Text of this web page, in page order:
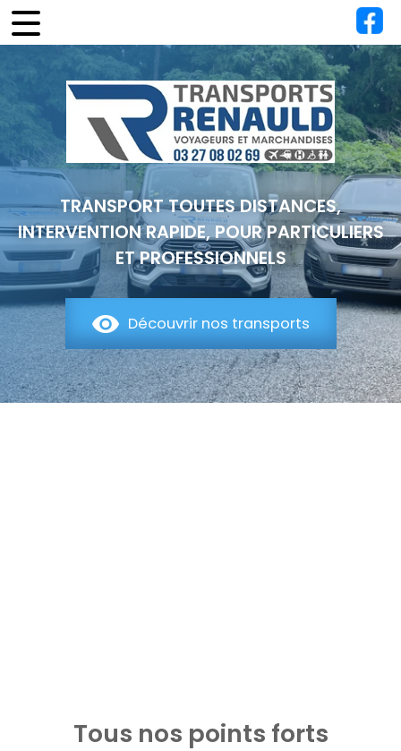
TRANSPORT TOUTES DISTANCES,
INTERVENTION RAPIDE, POUR PARTICULIERS
ET PROFESSIONNELS
Découvrir nos transports
Tous nos points forts